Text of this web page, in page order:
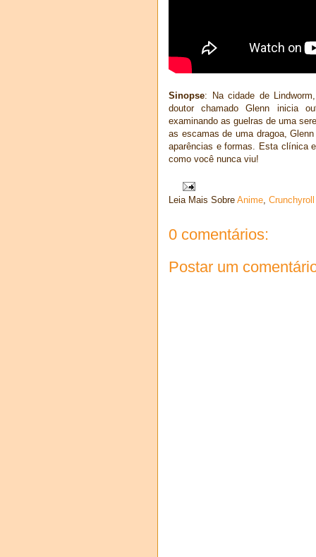
Sinopse: Na cidade de
doutor chamado Glenn inicia
examinando as guelras de uma
as escamas de uma dragoa,
aparências e formas. Esta clínica
como você nunca viu!
Leia Mais Sobre Anime, Crunchyroll
0 comentários:
Postar um